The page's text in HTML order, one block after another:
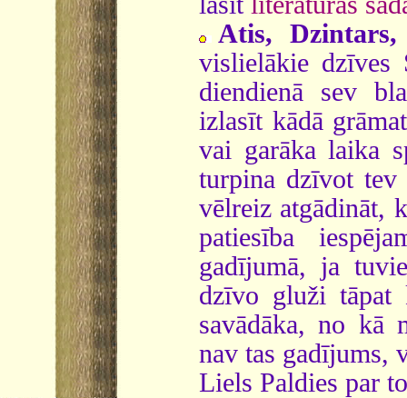
Atis,
vislielākie
diendienā sev
izlasīt kādā
vai garāka laika
turpina dzīvot tev
vēlreiz atgādināt,
patiesība
gadījumā, ja
dzīvo gluži
savādāka, no kā
nav tas gadījums,
Liels Paldies par